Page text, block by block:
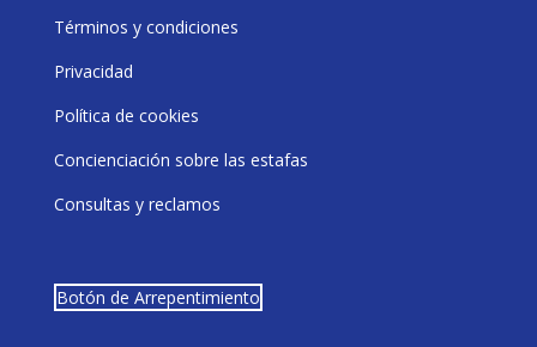
Términos y condiciones
Privacidad
Política de cookies
Concienciación sobre las estafas
Consultas y reclamos
Botón de Arrepentimiento